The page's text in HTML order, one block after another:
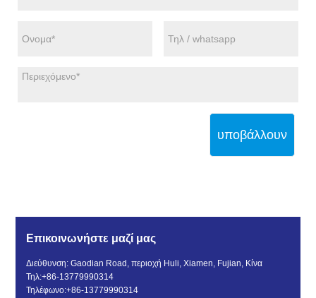
υποβάλλουν
Επικοινωνήστε μαζί μας
Διεύθυνση: Gaodian Road, περιοχή Huli, Xiamen, Fujian, Κίνα
Τηλ:+86-13779990314
Τηλέφωνο:+86-13779990314